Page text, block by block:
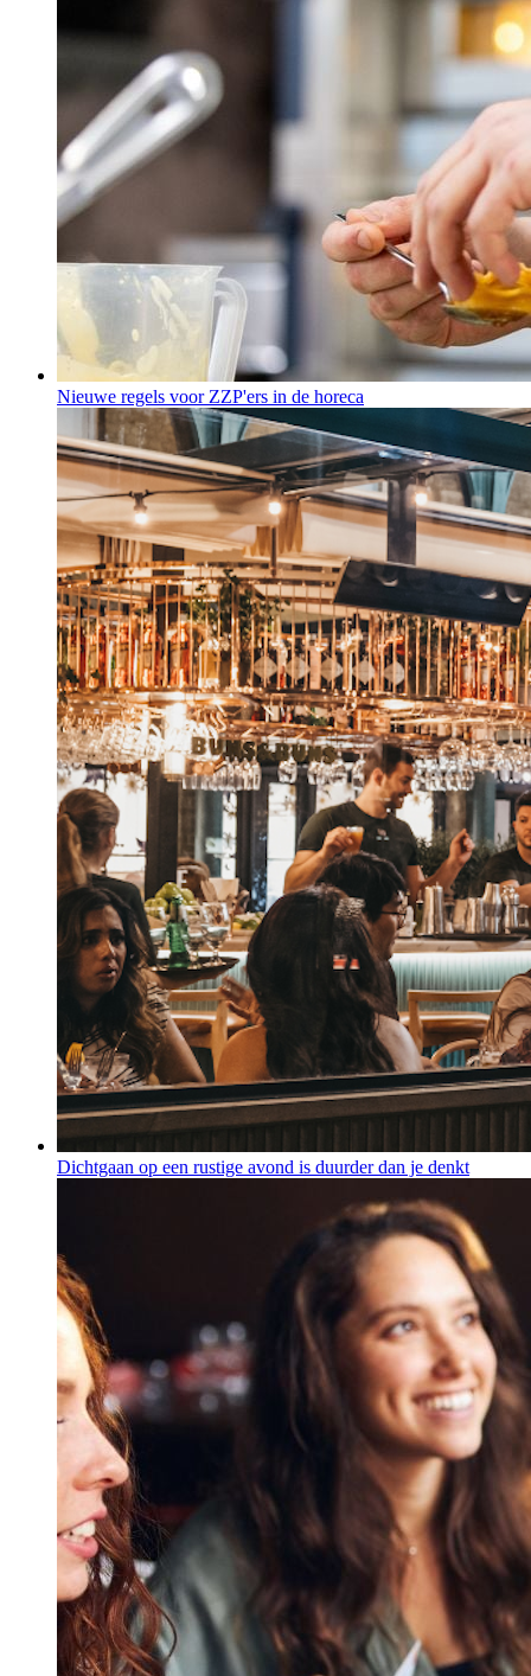
Nieuwe regels voor ZZP'ers in de horeca
Dichtgaan op een rustige avond is duurder dan je denkt